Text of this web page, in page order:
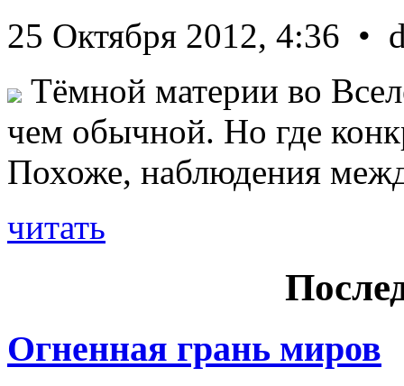
25 Октября 2012, 4:36 •
Тёмной материи во
чем обычной. Но где
Похоже, наблюдения
читать
Огненная грань миров